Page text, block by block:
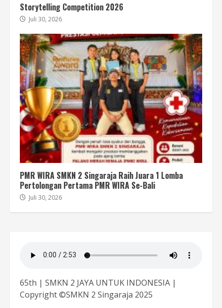
Storytelling Competition 2026
Juli 30, 2026
PMR WIRA SMKN 2 Singaraja Raih Juara 1 Lomba
Pertolongan Pertama PMR WIRA Se-Bali
Juli 30, 2026
65th | SMKN 2 JAYA UNTUK INDONESIA |
Copyright ©SMKN 2 Singaraja 2025